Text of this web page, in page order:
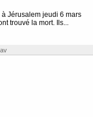
Jérusalem jeudi 6 mars
trouvé la mort. Ils...